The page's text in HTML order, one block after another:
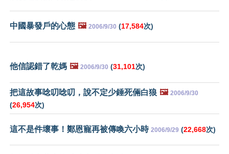
中國暴發戶的心態 🖼️ 2006/9/30 (17,584次)
他信認錯了乾媽 🖼️ 2006/9/30 (31,101次)
把這故事唸叨唸叨，說不定少錘死倆白狼 🖼️ 2006/9/30
(26,954次)
這不是件壞事！鄭恩寵再被傳喚六小時 2006/9/29 (22,668次)